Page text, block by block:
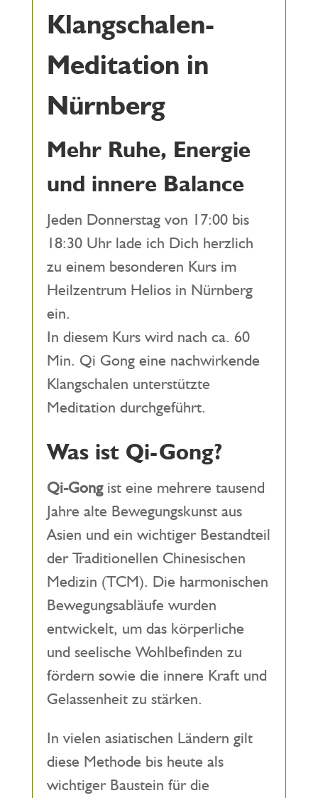
Klangschalen-
Meditation in
Nürnberg
Mehr Ruhe, Energie
und innere Balance
Jeden Donnerstag von 17:00 bis
18:30 Uhr lade ich Dich herzlich
zu einem besonderen Kurs im
Heilzentrum Helios in Nürnberg
ein.
In diesem Kurs wird nach ca. 60
Min. Qi Gong eine nachwirkende
Klangschalen unterstützte
Meditation durchgeführt.
Was ist Qi-Gong?
Qi-Gongist eine mehrere tausend
Jahre alte Bewegungskunst aus
Asien und ein wichtiger Bestandteil
der Traditionellen Chinesischen
Medizin (TCM). Die harmonischen
Bewegungsabläufe wurden
entwickelt, um das körperliche
und seelische Wohlbefinden zu
fördern sowie die innere Kraft und
Gelassenheit zu stärken.
In vielen asiatischen Ländern gilt
diese Methode bis heute als
wichtiger Baustein für die